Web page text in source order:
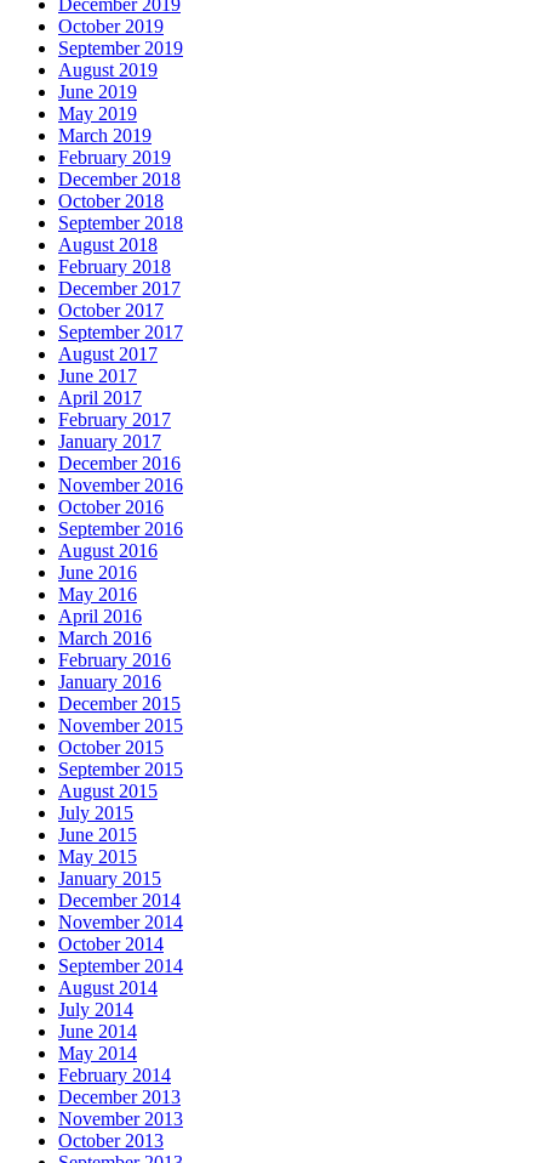
December 2019
October 2019
September 2019
August 2019
June 2019
May 2019
March 2019
February 2019
December 2018
October 2018
September 2018
August 2018
February 2018
December 2017
October 2017
September 2017
August 2017
June 2017
April 2017
February 2017
January 2017
December 2016
November 2016
October 2016
September 2016
August 2016
June 2016
May 2016
April 2016
March 2016
February 2016
January 2016
December 2015
November 2015
October 2015
September 2015
August 2015
July 2015
June 2015
May 2015
January 2015
December 2014
November 2014
October 2014
September 2014
August 2014
July 2014
June 2014
May 2014
February 2014
December 2013
November 2013
October 2013